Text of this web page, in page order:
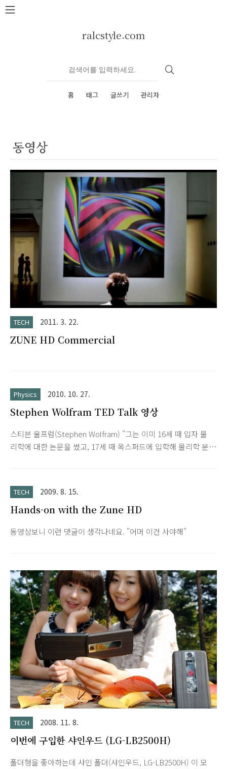
본문 바로가기
ralcstyle.com
홈 태그 글쓰기 관리자
동영상
TECH 2011. 3. 22.
ZUNE HD Commercial
Physics 2010. 10. 27.
Stephen Wolfram TED Talk 영상
스티븐 울프럼(Stephen Wolfram) "그는 이미 16세 때 입자 물
리학에 대한 논문을 썼고, 17세 때 옥스퍼드에 입학해 물리학 분
되어 천재로 알려진 인물이기도 하다."
TECH 2009. 8. 15.
Hands-on with the Zune HD
동영상보니 이런 댓글이 생각나네요. "어머 이건 사야해"
TECH 2008. 11. 8.
이번에 구입한 샤인우드 (LG-LB2500H)
폴더형을 좋아하는데 샤인 폴더(샤인우드, LG-LB2500H) 이 모